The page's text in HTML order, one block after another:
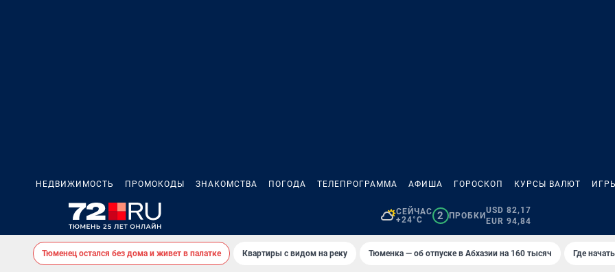
НЕДВИЖИМОСТЬ ПРОМОКОДЫ ЗНАКОМСТВА ПОГОДА ТЕЛЕПРОГРАММА АФИША ГОРОСКОП КУРСЫ ВАЛЮТ
СЕЙЧАС
+24°C
2 ПРОБКИ
USD 82,17
EUR 94,84
Тюменец остался без дома и живет в палатке Квартиры с видом на реку Тюменка — об отпуске в Абхазии на 160 тысяч Где